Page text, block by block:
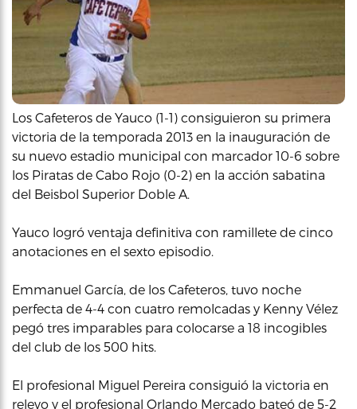
Los Cafeteros de Yauco (1-1) consiguieron su primera
victoria de la temporada 2013 en la inauguración de
su nuevo estadio municipal con marcador 10-6 sobre
los Piratas de Cabo Rojo (0-2) en la acción sabatina
del Beisbol Superior Doble A.
Yauco logró ventaja definitiva con ramillete de cinco
anotaciones en el sexto episodio.
Emmanuel García, de los Cafeteros, tuvo noche
perfecta de 4-4 con cuatro remolcadas y Kenny Vélez
pegó tres imparables para colocarse a 18 incogibles
del club de los 500 hits.
El profesional Miguel Pereira consiguió la victoria en
relevo y el profesional Orlando Mercado bateó de 5-2